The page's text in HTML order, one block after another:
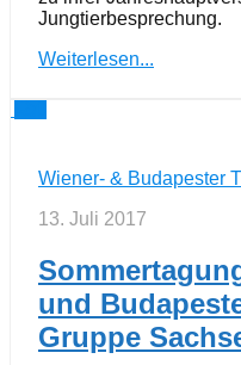
Jungtierbesprechung.
Weiterlesen...
Wiener- & Budapester
13. Juli 2017
und
Gruppe